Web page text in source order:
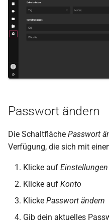
l
s
i
e
Dateibrowser
Bildstapel
Metadaten bearbeiten
Info-Seitenleiste
Bilder drehen
Herunterladen
Videos
Orte
Ereignisse
Passwort ändern
Die Schaltfläche Passwort
Verfügung, die sich mit
Klicke auf Einstellungen
Klicke auf Konto
Klicke Passwort ändern
Gib dein aktuelles